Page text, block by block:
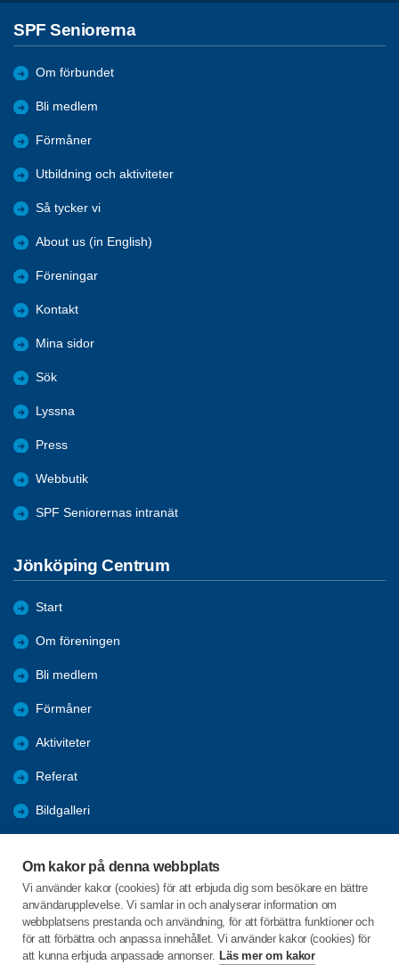
Om kakor på denna webbplats
Vi använder kakor (cookies) för att erbjuda dig som besökare en bättre
användarupplevelse. Vi samlar in och analyserar information om
webbplatsens prestanda och användning, för att förbättra funktioner och
för att förbättra och anpassa innehållet. Vi använder kakor (cookies) för
att kunna erbjuda anpassade annonser. Läs mer om kakor
SPF Seniorerna
Om förbundet
Bli medlem
Förmåner
Utbildning och aktiviteter
Så tycker vi
About us (in English)
Föreningar
Kontakt
Mina sidor
Sök
Lyssna
Press
Webbutik
SPF Seniorernas intranät
Jönköping Centrum
Start
Om föreningen
Bli medlem
Förmåner
Aktiviteter
Referat
Bildgalleri
Engagera DIG i vår förening